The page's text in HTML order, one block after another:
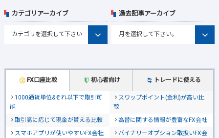
FX口座比較 初心者向け トレードに使える
1000通貨単位&それ以下で取引可
能
スワップポイント(金利)が高い比
較
取引高に応じて現金が貰える比較
為替に関する情報が豊富なFX会社
スマホアプリが使いやすいFX会社
バイナリーオプション取扱いFX会
カテゴリアーカイブ 過去記事アーカイブ